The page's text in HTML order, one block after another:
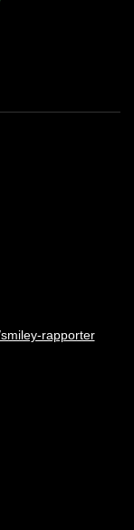
rapporter